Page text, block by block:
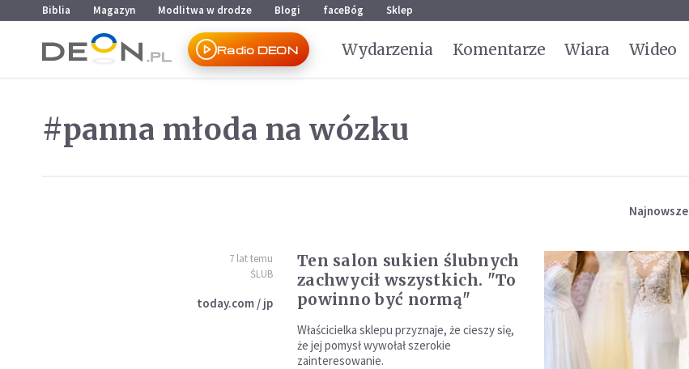
Przejdź do menu głównego
Przejdź do treści
Biblia Magazyn Modlitwa w drodze Blogi faceBóg Sklep
Radio DEON Wydarzenia Komentarze Wiara Wideo
#panna młoda na wózku
Najnowsze
7 lat temu
ŚLUB
today.com / jp
Ten salon sukien ślubnych
zachwycił wszystkich. "To
powinno być normą"
Właścicielka sklepu przyznaje, że cieszy się,
że jej pomysł wywołał szerokie
zainteresowanie.